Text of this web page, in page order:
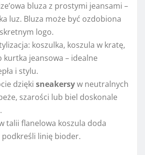
bluza z prostymi jeansami –
luz. Bluza może być ozdobiona
logo.
koszulka, koszula w kratę,
jeansowa – idealne
i stylu.
dzięki sneakersyw neutralnych
szarości lub biel doskonale
talii flanelowa koszula doda
linię bioder.